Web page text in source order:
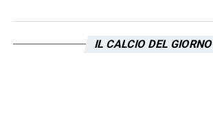
l’umiltà e la fame».
IL CALCIO DEL GIORNO